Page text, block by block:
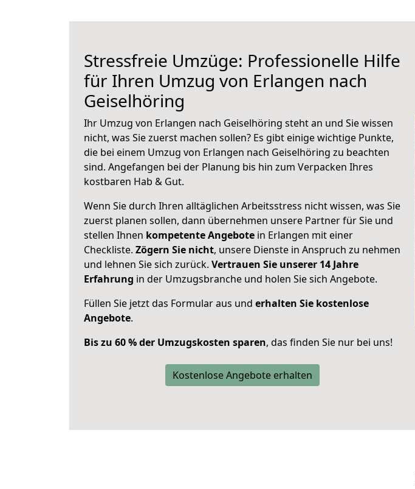
Stressfreie Umzüge: Professionelle Hilfe
für Ihren Umzug von Erlangen nach
Geiselhöring
Ihr Umzug von Erlangen nach Geiselhöring steht an und Sie wissen
nicht, was Sie zuerst machen sollen? Es gibt einige wichtige Punkte,
die bei einem Umzug von Erlangen nach Geiselhöring zu beachten
sind. Angefangen bei der Planung bis hin zum Verpacken Ihres
kostbaren Hab & Gut.
Wenn Sie durch Ihren alltäglichen Arbeitsstress nicht wissen, was Sie
zuerst planen sollen, dann übernehmen unsere Partner für Sie und
stellen Ihnen kompetente Angebote in Erlangen mit einer
Checkliste. Zögern Sie nicht, unsere Dienste in Anspruch zu nehmen
und lehnen Sie sich zurück. Vertrauen Sie unserer 14 Jahre
Erfahrung in der Umzugsbranche und holen Sie sich Angebote.
Füllen Sie jetzt das Formular aus und erhalten Sie kostenlose
Angebote.
Bis zu 60 % der Umzugskosten sparen, das finden Sie nur bei uns!
Kostenlose Angebote erhalten